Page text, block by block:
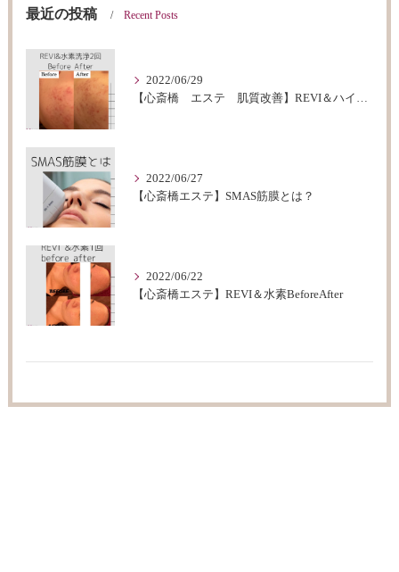
最近の投稿 Recent Posts
2022/06/29
2022/06/27
【心斎橋エステ】SMAS筋膜とは？
2022/06/22
【心斎橋エステ】REVI＆水素BeforeAfter